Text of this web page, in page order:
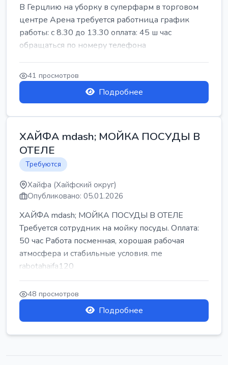
В Герцлию на уборку в суперфарм в торговом
центре Арена требуется работница график
работы: с 8.30 до 13.30 оплата: 45 ш час
обращаться по номеру телефона
41 просмотров
Подробнее
ХАЙФА mdash; МОЙКА ПОСУДЫ В
ОТЕЛЕ
Требуются
Хайфа (Хайфский округ)
Опубликовано: 05.01.2026
ХАЙФА mdash; МОЙКА ПОСУДЫ В ОТЕЛЕ
Требуется сотрудник на мойку посуды. Оплата:
50 час Работа посменная, хорошая рабочая
атмосфера и стабильные условия. me
rabotahaifa120
48 просмотров
Подробнее